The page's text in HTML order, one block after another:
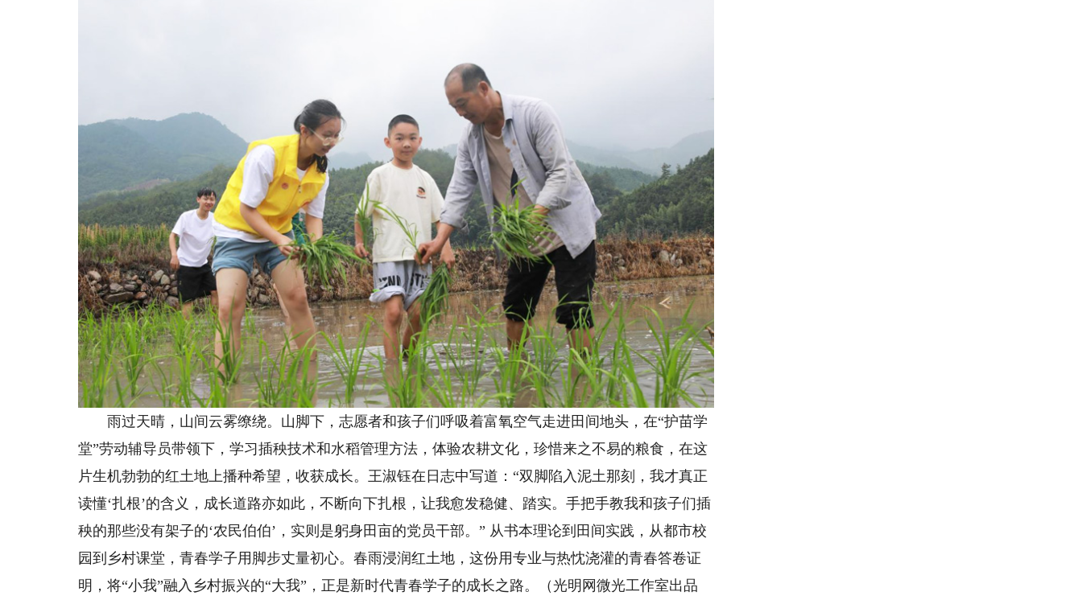
雨过天晴，山间云雾缭绕。山脚下，志愿者和孩子们呼吸着富氧空气走进田间地头，在“护苗学
堂”劳动辅导员带领下，学习插秧技术和水稻管理方法，体验农耕文化，珍惜来之不易的粮食，在这
片生机勃勃的红土地上播种希望，收获成长。王淑钰在日志中写道：“双脚陷入泥土那刻，我才真正
读懂‘扎根’的含义，成长道路亦如此，不断向下扎根，让我愈发稳健、踏实。手把手教我和孩子们插
秧的那些没有架子的‘农民伯伯’，实则是躬身田亩的党员干部。” 从书本理论到田间实践，从都市校
园到乡村课堂，青春学子用脚步丈量初心。春雨浸润红土地，这份用专业与热忱浇灌的青春答卷证
明，将“小我”融入乡村振兴的“大我”，正是新时代青春学子的成长之路。（光明网微光工作室出品